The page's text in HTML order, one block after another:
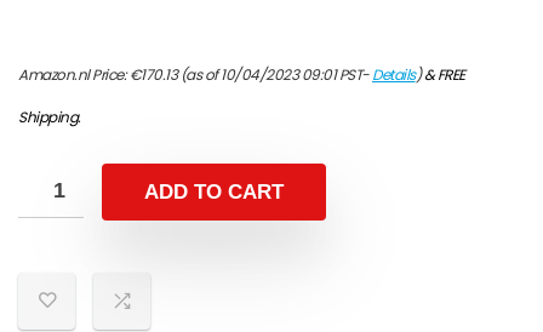
Amazon.nl Price:€170.13(as of 10/04/2023 09:01 PST-Details)&FREE
Shipping.
ADD TO CART